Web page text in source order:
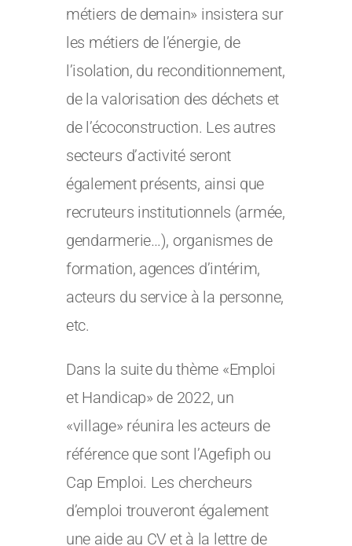
métiers de demain» insistera sur
les métiers de l’énergie, de
l’isolation, du reconditionnement,
de la valorisation des déchets et
de l’écoconstruction. Les autres
secteurs d’activité seront
également présents, ainsi que
recruteurs institutionnels (armée,
gendarmerie…), organismes de
formation, agences d’intérim,
acteurs du service à la personne,
etc.
Dans la suite du thème «Emploi
et Handicap» de 2022, un
«village» réunira les acteurs de
référence que sont l’Agefiph ou
Cap Emploi. Les chercheurs
d’emploi trouveront également
une aide au CV et à la lettre de